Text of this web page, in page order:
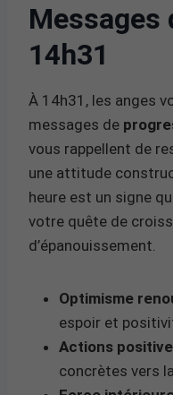
Messages
14h31
À 14h31, les anges
messages de
vous rappellent de
une attitude
heure est un signe
votre quête de
d’épanouissement.
Optimisme
espoir et
Actions
concrètes vers